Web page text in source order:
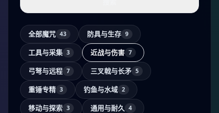
全部魔咒 43 防具与生存 9
工具与采集 3 近战与伤害 7
弓弩与远程 7 三叉戟与长矛 5
重锤专精 3 钓鱼与水域 2
移动与探索 3 通用与耐久 4